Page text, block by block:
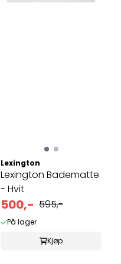
Lexington
Lexington Badematte
- Hvit
500,- 595,-
På lager
Kjøp